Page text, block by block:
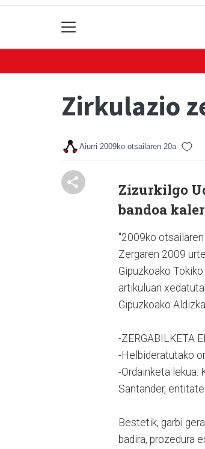
Zirkulazio
Aiurri 2009ko otsailaren 20a
Zizurkilgo
bandoa
"2009ko
Zergaren 2009
Gipuzkoako
artikuluan
Gipuzkoako
-ZERGABILKETA
-Helbideratutako
-Ordainketa lekua:
Santander,
Bestetik, garbi
badira, prozedura